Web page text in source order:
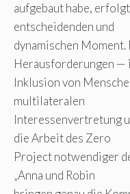
aufgebaut habe,
entscheidenden und
dynamischen Moment.
Herausforderungen —
Inklusion von
multilateralen
Interessenvertretung
die Arbeit des Zero
Project notwendiger
„Anna und Robin